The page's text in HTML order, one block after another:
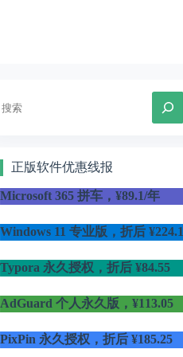
索
正版软件优惠线报
Microsoft 365 拼车，¥89.1/年
Windows 11 专业版，折后 ¥224.1
Typora 永久授权，折后 ¥84.55
AdGuard 个人永久版，¥113.05
PixPin 永久授权，折后 ¥185.25